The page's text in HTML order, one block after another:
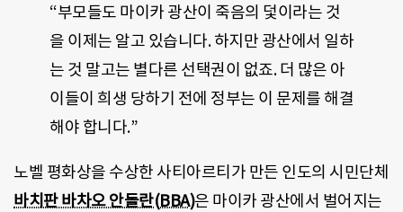
“부모들도 마이카 광산이 죽음의 덫이라는 것
을 이제는 알고 있습니다. 하지만 광산에서 일하
는 것 말고는 별다른 선택권이 없죠. 더 많은 아
이들이 희생 당하기 전에 정부는 이 문제를 해결
해야 합니다.”
노벨 평화상을 수상한 사티아르티가 만든 인도의 시민단체
바치판 바차오 안돌란(BBA)은 마이카 광산에서 벌어지는